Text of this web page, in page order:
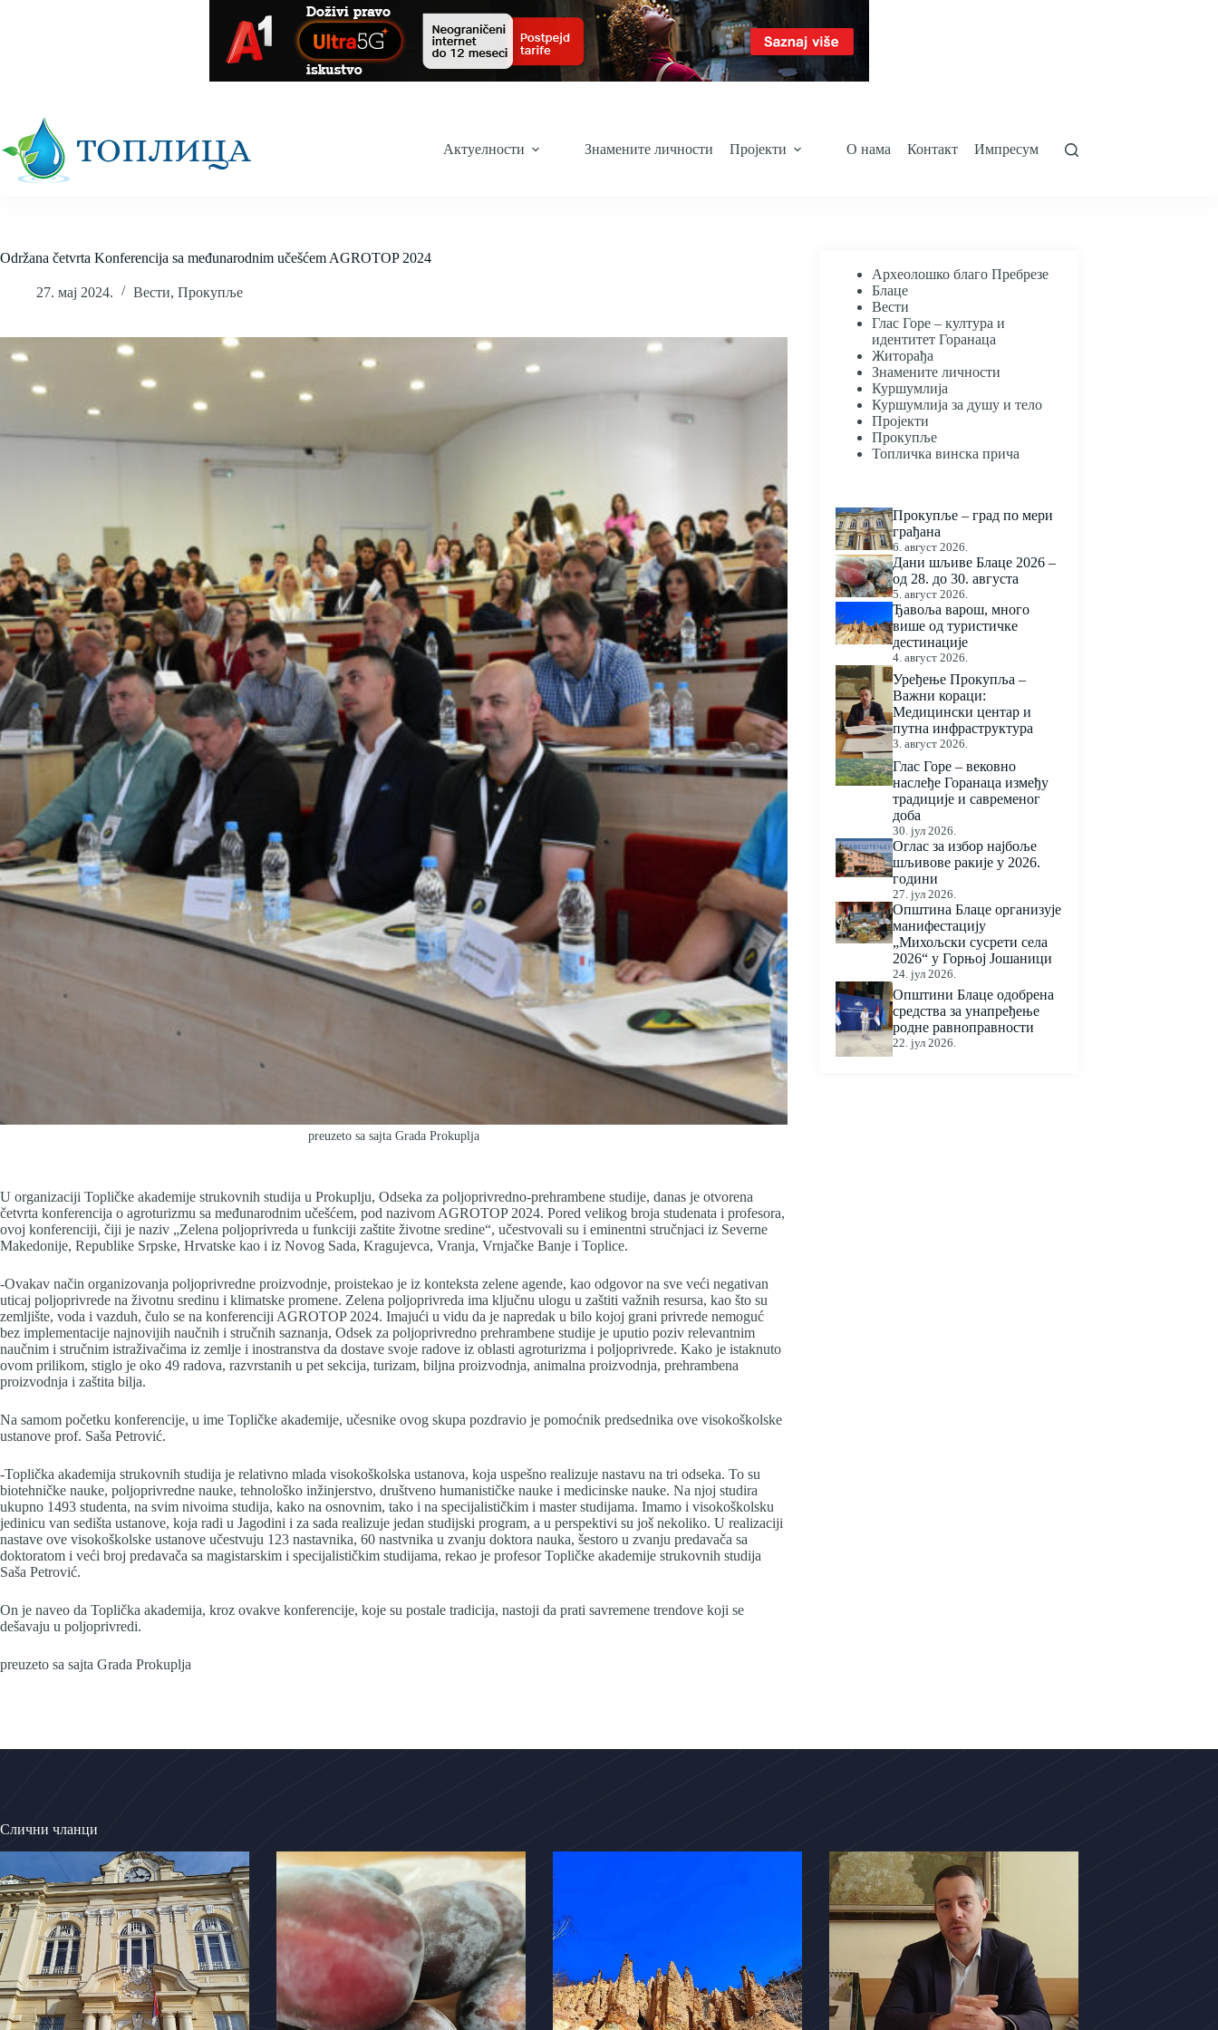
Актуелности Знамените личности Пројекти О нама Контакт Импресум
Održana četvrta Konferencija sa međunarodnim učešćem AGROTOP 2024
27. мај 2024. Вести, Прокупље
preuzeto sa sajta Grada Prokuplja
U organizaciji Topličke akademije strukovnih studija u Prokuplju, Odseka za poljoprivredno-prehrambene studije, danas je otvorena
četvrta konferencija o agroturizmu sa međunarodnim učešćem, pod nazivom AGROTOP 2024. Pored velikog broja studenata i profesora,
ovoj konferenciji, čiji je naziv „Zelena poljoprivreda u funkciji zaštite životne sredine“, učestvovali su i eminentni stručnjaci iz Severne
Makedonije, Republike Srpske, Hrvatske kao i iz Novog Sada, Kragujevca, Vranja, Vrnjačke Banje i Toplice.
-Ovakav način organizovanja poljoprivredne proizvodnje, proistekao je iz konteksta zelene agende, kao odgovor na sve veći negativan
uticaj poljoprivrede na životnu sredinu i klimatske promene. Zelena poljoprivreda ima ključnu ulogu u zaštiti važnih resursa, kao što su
zemljište, voda i vazduh, čulo se na konferenciji AGROTOP 2024. Imajući u vidu da je napredak u bilo kojoj grani privrede nemoguć
bez implementacije najnovijih naučnih i stručnih saznanja, Odsek za poljoprivredno prehrambene studije je uputio poziv relevantnim
naučnim i stručnim istraživačima iz zemlje i inostranstva da dostave svoje radove iz oblasti agroturizma i poljoprivrede. Kako je istaknuto
ovom prilikom, stiglo je oko 49 radova, razvrstanih u pet sekcija, turizam, biljna proizvodnja, animalna proizvodnja, prehrambena
proizvodnja i zaštita bilja.
Na samom početku konferencije, u ime Topličke akademije, učesnike ovog skupa pozdravio je pomoćnik predsednika ove visokoškolske
ustanove prof. Saša Petrović.
-Toplička akademija strukovnih studija je relativno mlada visokoškolska ustanova, koja uspešno realizuje nastavu na tri odseka. To su
biotehničke nauke, poljoprivredne nauke, tehnološko inžinjerstvo, društveno humanističke nauke i medicinske nauke. Na njoj studira
ukupno 1493 studenta, na svim nivoima studija, kako na osnovnim, tako i na specijalističkim i master studijama. Imamo i visokoškolsku
jedinicu van sedišta ustanove, koja radi u Jagodini i za sada realizuje jedan studijski program, a u perspektivi su još nekoliko. U realizaciji
nastave ove visokoškolske ustanove učestvuju 123 nastavnika, 60 nastvnika u zvanju doktora nauka, šestoro u zvanju predavača sa
doktoratom i veći broj predavača sa magistarskim i specijalističkim studijama, rekao je profesor Topličke akademije strukovnih studija
Saša Petrović.
On je naveo da Toplička akademija, kroz ovakve konferencije, koje su postale tradicija, nastoji da prati savremene trendove koji se
dešavaju u poljoprivredi.
preuzeto sa sajta Grada Prokuplja
Археолошко благо Пребрезе
Блаце
Вести
Глас Горе – култура и
идентитет Горанаца
Житорађа
Знамените личности
Куршумлија
Куршумлија за душу и тело
Пројекти
Прокупље
Топличка винска прича
Прокупље – град по мери
грађана
6. август 2026.
Дани шљиве Блаце 2026 –
од 28. до 30. августа
5. август 2026.
Ђавоља варош, много
више од туристичке
дестинације
4. август 2026.
Уређење Прокупља –
Важни кораци:
Медицински центар и
путна инфраструктура
3. август 2026.
Глас Горе – вековно
наслеђе Горанаца између
традиције и савременог
доба
30. јул 2026.
Оглас за избор најбоље
шљивове ракије у 2026.
години
27. јул 2026.
Општина Блаце организује
манифестацију
„Михољски сусрети села
2026“ у Горњој Јошаници
24. јул 2026.
Општини Блаце одобрена
средства за унапређење
родне равноправности
22. јул 2026.
Слични чланци